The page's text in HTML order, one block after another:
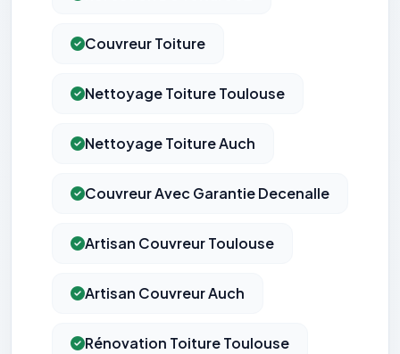
Couvreur Toiture
Nettoyage Toiture Toulouse
Nettoyage Toiture Auch
Couvreur Avec Garantie Decenalle
Artisan Couvreur Toulouse
Artisan Couvreur Auch
Rénovation Toiture Toulouse